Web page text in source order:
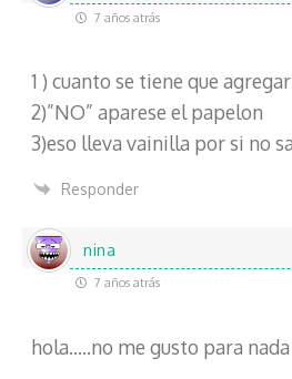
7 años atrás
1 ) cuanto se tiene que
2)”NO” aparese el papelon
3)eso lleva vainilla por si no
Responder
nina
7 años atrás
hola…..no me gusto para